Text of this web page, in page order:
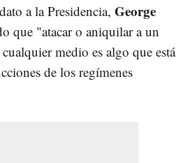
a la Presidencia, George
que "atacar o aniquilar a un
medio es algo que está
de los regímenes